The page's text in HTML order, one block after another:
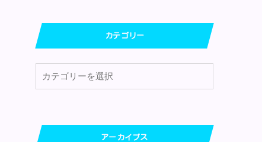
カテゴリー
アーカイブス